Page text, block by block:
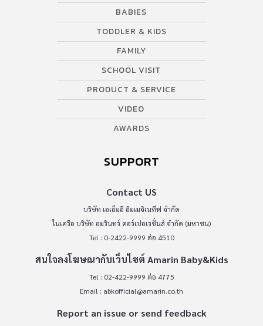
BABIES
TODDLER & KIDS
FAMILY
SCHOOL VISIT
PRODUCT & SERVICE
VIDEO
AWARDS
SUPPORT
Contact US
บริษัท เอเอ็มอี อิมเมจิเนทีฟ จำกัด
ในเครือ บริษัท อมรินทร์ คอร์เปอเรชั่นส์ จำกัด (มหาชน)
Tel : 0-2422-9999 ต่อ 4510
สนใจลงโฆษณากับเว็บไซต์ Amarin Baby&Kids
Tel : 02-422-9999 ต่อ 4775
Email : abkofficial@amarin.co.th
Report an issue or send feedback